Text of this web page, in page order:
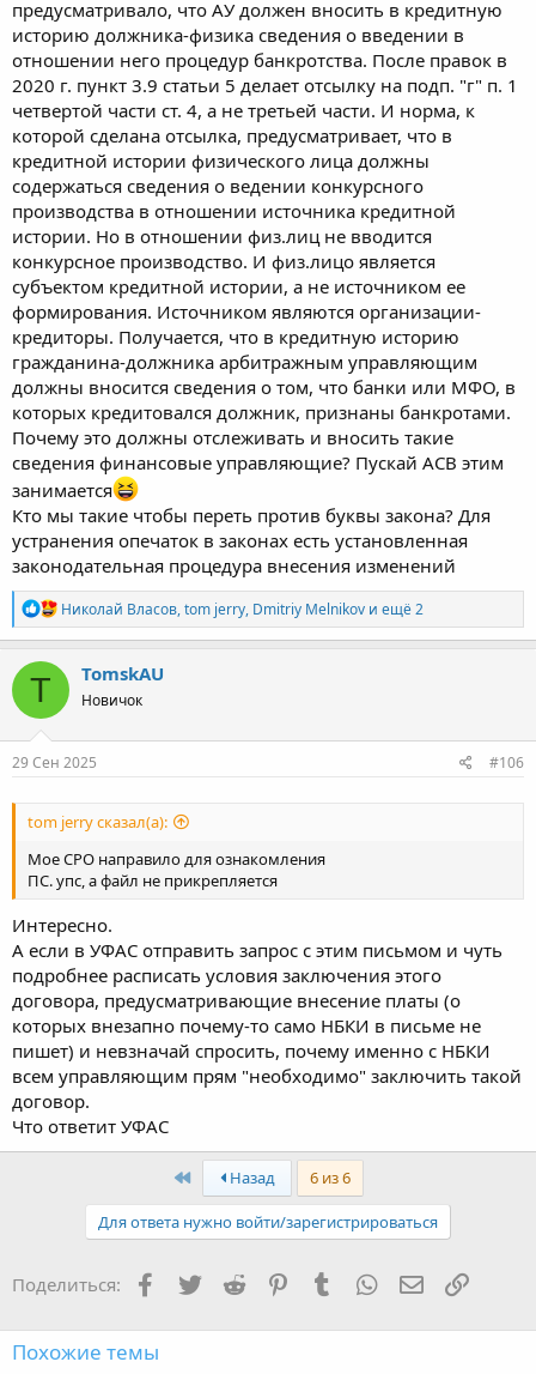
предусматривало, что АУ должен вносить в кредитную
историю должника-физика сведения о введении в
отношении него процедур банкротства. После правок в
2020 г. пункт 3.9 статьи 5 делает отсылку на подп. "г" п. 1
четвертой части ст. 4, а не третьей части. И норма, к
которой сделана отсылка, предусматривает, что в
кредитной истории физического лица должны
содержаться сведения о ведении конкурсного
производства в отношении источника кредитной
истории. Но в отношении физ.лиц не вводится
конкурсное производство. И физ.лицо является
субъектом кредитной истории, а не источником ее
формирования. Источником являются организации-
кредиторы. Получается, что в кредитную историю
гражданина-должника арбитражным управляющим
должны вносится сведения о том, что банки или МФО, в
которых кредитовался должник, признаны банкротами.
Почему это должны отслеживать и вносить такие
сведения финансовые управляющие? Пускай АСВ этим
занимается
Кто мы такие чтобы переть против буквы закона? Для
устранения опечаток в законах есть установленная
законодательная процедура внесения изменений
Р
е
а
к
ц
и
:
Николай Власов,tom jerry, Dmitriy Melnikov и ещё 2
T TomskAU
Новичок
29 Сен 2025 #106
tom jerry сказал(а):
Мое СРО направило для ознакомления
ПС. упс, а файл не прикрепляется
Интересно.
А если в УФАС отправить запрос с этим письмом и чуть
подробнее расписать условия заключения этого
договора, предусматривающие внесение платы (о
которых внезапно почему-то само НБКИ в письме не
пишет) и невзначай спросить, почему именно с НБКИ
всем управляющим прям "необходимо" заключить такой
договор.
Что ответит УФАС
ПервыйНазад 6 из 6
Для ответа нужно войти/зарегистрироваться
Поделиться: Facebook
TwitterReddit PinterestTumblr WhatsApp Ссылка
Похожие темы